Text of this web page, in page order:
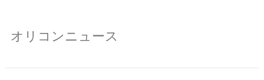
オリコンニュース